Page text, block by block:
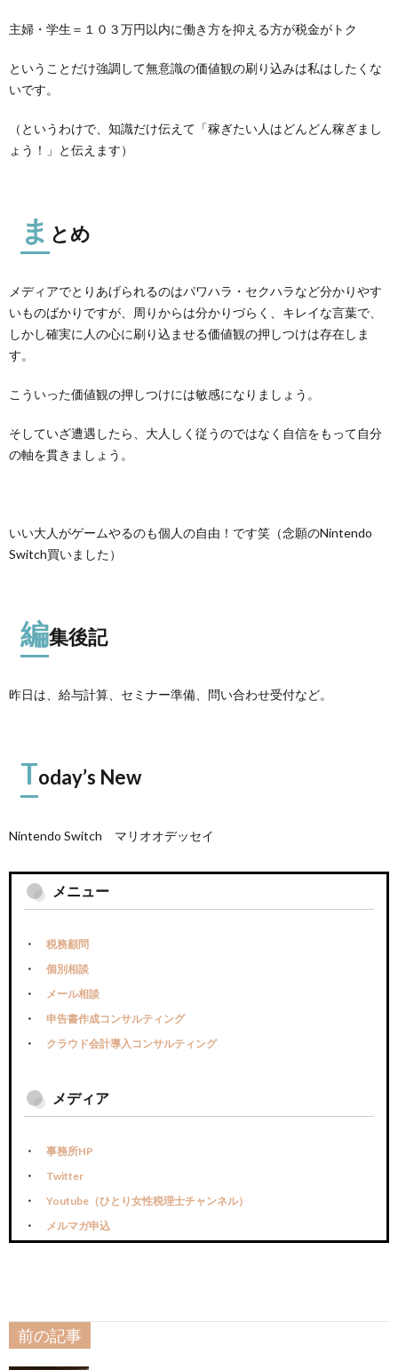
主婦・学生＝１０３万円以内に働き方を抑える方が税金がトク
ということだけ強調して無意識の価値観の刷り込みは私はしたくな
いです。
（というわけで、知識だけ伝えて「稼ぎたい人はどんどん稼ぎまし
ょう！」と伝えます）
ま とめ
メディアでとりあげられるのはパワハラ・セクハラなど分かりやす
いものばかりですが、周りからは分かりづらく、キレイな言葉で、
しかし確実に人の心に刷り込ませる価値観の押しつけは存在しま
す。
こういった価値観の押しつけには敏感になりましょう。
そしていざ遭遇したら、大人しく従うのではなく自信をもって自分
の軸を貫きましょう。
いい大人がゲームやるのも個人の自由！です笑（念願のNintendo
Switch買いました）
編集後記
昨日は、給与計算、セミナー準備、問い合わせ受付など。
Today’s New
Nintendo Switch マリオオデッセイ
メニュー
税務顧問
個別相談
メール相談
申告書作成コンサルティング
クラウド会計導入コンサルティング
メディア
事務所HP
Twitter
Youtube（ひとり女性税理士チャンネル）
メルマガ申込
前の記事